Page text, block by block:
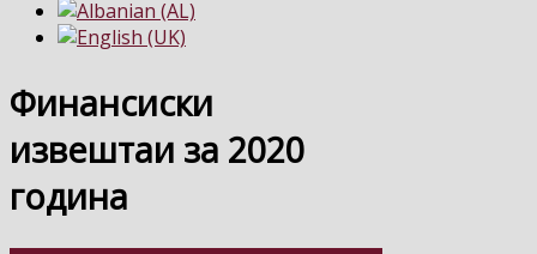
Финансиски
извештаи за 2020
година